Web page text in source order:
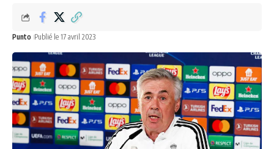
Punto Publié le 17 avril 2023